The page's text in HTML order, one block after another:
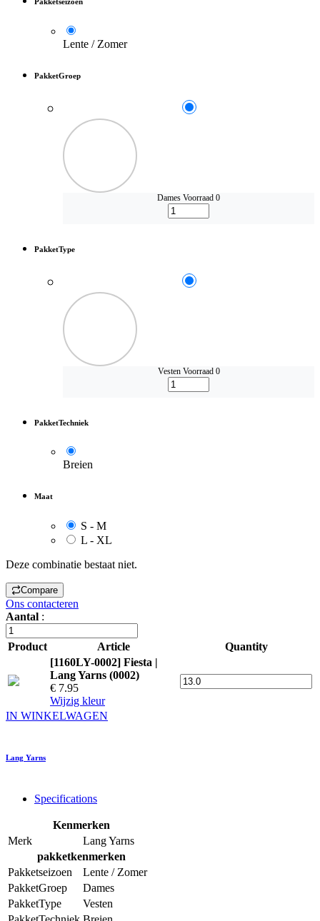
Lente / Zomer
PakketGroep
Dames Voorraad 0
PakketType
Vesten Voorraad 0
PakketTechniek
Breien
Maat
S - M
L - XL
Deze combinatie bestaat niet.
Compare
Ons contacteren
Aantal :
Product Article
Quantity
[1160LY-0002] Fiesta |
Lang Yarns (0002)
€ 7.95
Wijzig kleur
IN WINKELWAGEN
Lang Yarns
Specifications
Kenmerken
Merk
Lang Yarns
pakketkenmerken
Pakketseizoen
Lente / Zomer
PakketGroep
Dames
PakketType
Vesten